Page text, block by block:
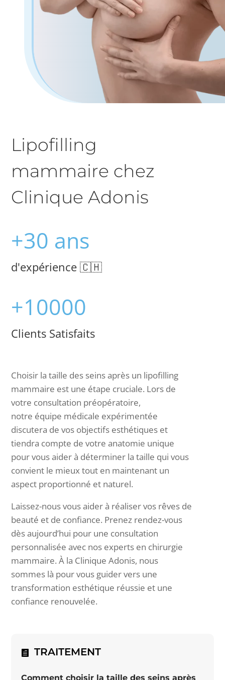
Lipofilling
mammaire chez
Clinique Adonis
+30 ans
d'expérience 🇨🇭
+10000
Clients Satisfaits
Choisir la taille des seins après un lipofilling
mammaire est une étape cruciale. Lors de
votre consultation préopératoire,
notre équipe médicale expérimentée
discutera de vos objectifs esthétiques et
tiendra compte de votre anatomie unique
pour vous aiderà déterminer la taille qui vous
convient le mieux tout en maintenant un
aspect proportionné et naturel.
Laissez-nous vous aider à réaliser vos rêves de
beauté et de confiance. Prenez rendez-vous
dès aujourd’hui pour une consultation
personnalisée avec nos experts en chirurgie
mammaire. À la Clinique Adonis, nous
sommes là pour vous guider vers une
transformation esthétique réussie et une
confiance renouvelée.
TRAITEMENT
Comment choisir la taille des seins après